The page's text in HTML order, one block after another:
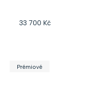
33 700 Kč
Prémiové